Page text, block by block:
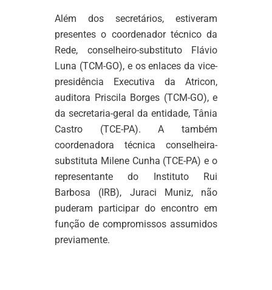
Além dos secretários, estiveram
presentes o coordenador técnico da
Rede, conselheiro-substituto Flávio
Luna (TCM-GO), e os enlaces da vice-
presidência Executiva da Atricon,
auditora Priscila Borges (TCM-GO), e
da secretaria-geral da entidade, Tânia
Castro (TCE-PA). A também
coordenadora técnica conselheira-
substituta Milene Cunha (TCE-PA) e o
representante do Instituto Rui
Barbosa (IRB), Juraci Muniz, não
puderam participar do encontro em
função de compromissos assumidos
previamente.